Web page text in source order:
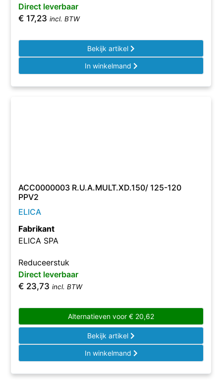
Direct leverbaar
€ 17,23 incl. BTW
Bekijk artikel
In winkelmand
ACC0000003 R.U.A.MULT.XD.150/ 125-120
PPV2
ELICA
Fabrikant
ELICA SPA
Reduceerstuk
Direct leverbaar
€ 23,73 incl. BTW
Alternatieven voor € 20,62
Bekijk artikel
In winkelmand